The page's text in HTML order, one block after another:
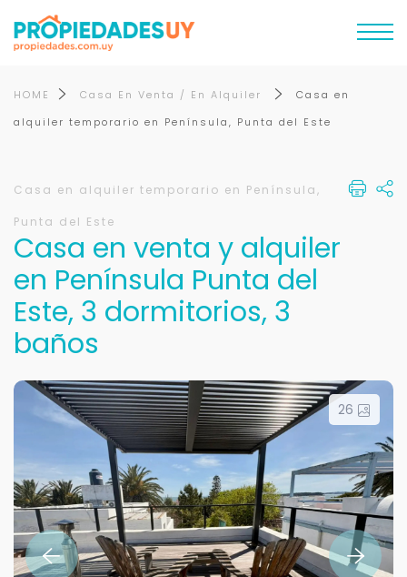
HOME Casa En Venta / En Alquiler
Casa en
alquiler temporario en Península, Punta del Este
Casa en alquiler temporario en Península,
Punta del Este
Casa en venta y alquiler
en Península Punta del
Este, 3 dormitorios, 3
baños
26